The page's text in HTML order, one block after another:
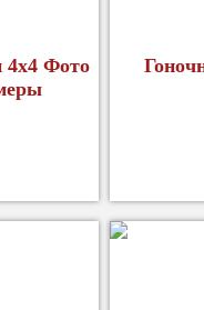
4х4 Фото